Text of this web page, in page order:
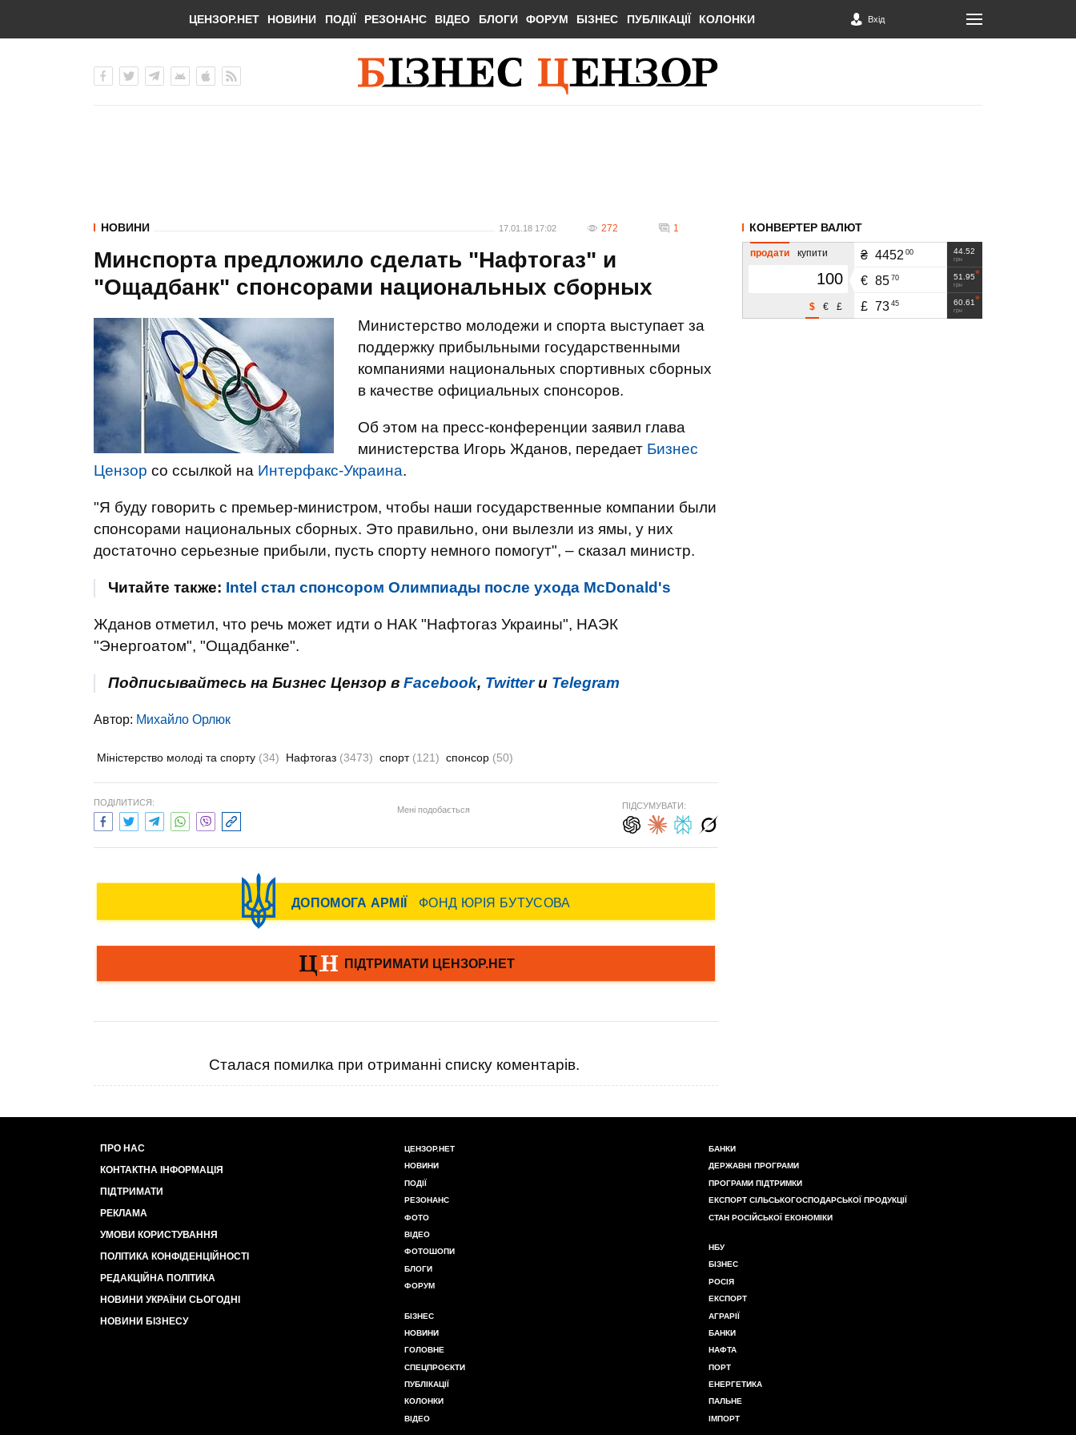
ЦЕНЗОР.НЕТ НОВИНИ ПОДІЇ РЕЗОНАНС ВІДЕО БЛОГИ ФОРУМ БІЗНЕС ПУБЛІКАЦІЇ КОЛОНКИ Вхід
НОВИНИ 17.01.18 17:02 272 1
Минспорта предложило сделать "Нафтогаз" и
"Ощадбанк" спонсорами национальных сборных
Министерство молодежи и спорта выступает за
поддержку прибыльными государственными
компаниями национальных спортивных сборных
в качестве официальных спонсоров.
Об этом на пресс-конференции заявил глава
министерства Игорь Жданов, передает Бизнес
Цензор со ссылкой на Интерфакс-Украина.
"Я буду говорить с премьер-министром, чтобы наши государственные компании были
спонсорами национальных сборных. Это правильно, они вылезли из ямы, у них
достаточно серьезные прибыли, пусть спорту немного помогут", – сказал министр.
Читайте также: Intel стал спонсором Олимпиады после ухода McDonald's
Жданов отметил, что речь может идти о НАК "Нафтогаз Украины", НАЭК
"Энергоатом", "Ощадбанке".
Подписывайтесь на Бизнес Цензор в Facebook, Twitterи Telegram
Автор: Михайло Орлюк
Міністерство молоді та спорту (34) Нафтогаз (3473) спорт (121) спонсор (50)
ПОДІЛИТИСЯ:
Мені подобається ПІДСУМУВАТИ:
Сталася помилка при отриманні списку коментарів.
КОНВЕРТЕР ВАЛЮТ
продати купити
£
€
$
44.52
грн
₴ 4452 00
51.95
грн
€ 85 70
60.61
грн
£ 73 45
ПРО НАС
КОНТАКТНА ІНФОРМАЦІЯ
ПІДТРИМАТИ
РЕКЛАМА
УМОВИ КОРИСТУВАННЯ
ПОЛІТИКА КОНФІДЕНЦІЙНОСТІ
РЕДАКЦІЙНА ПОЛІТИКА
НОВИНИ УКРАЇНИ СЬОГОДНІ
НОВИНИ БІЗНЕСУ
ЦЕНЗОР.НЕТ
НОВИНИ
ПОДІЇ
РЕЗОНАНС
ФОТО
ВІДЕО
ФОТОШОПИ
БЛОГИ
ФОРУМ
БІЗНЕС
НОВИНИ
ГОЛОВНЕ
СПЕЦПРОЄКТИ
ПУБЛІКАЦІЇ
КОЛОНКИ
ВІДЕО
БАНКИ
ДЕРЖАВНІ ПРОГРАМИ
ПРОГРАМИ ПІДТРИМКИ
ЕКСПОРТ СІЛЬСЬКОГОСПОДАРСЬКОЇ ПРОДУКЦІЇ
СТАН РОСІЙСЬКОЇ ЕКОНОМІКИ
НБУ
БІЗНЕС
РОСІЯ
ЕКСПОРТ
АГРАРІЇ
БАНКИ
НАФТА
ПОРТ
ЕНЕРГЕТИКА
ПАЛЬНЕ
ІМПОРТ